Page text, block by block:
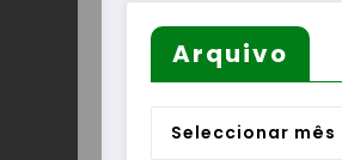
Arquivo
Arquivo